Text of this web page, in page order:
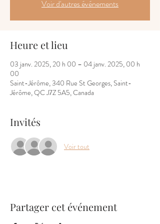
Voir d'autres événements
Heure et lieu
03 janv. 2025, 20 h 00 – 04 janv. 2025, 00 h
00
Saint-Jérôme, 340 Rue St Georges, Saint-
Jérôme, QC J7Z 5A5, Canada
Invités
Voir tout
Partager cet événement